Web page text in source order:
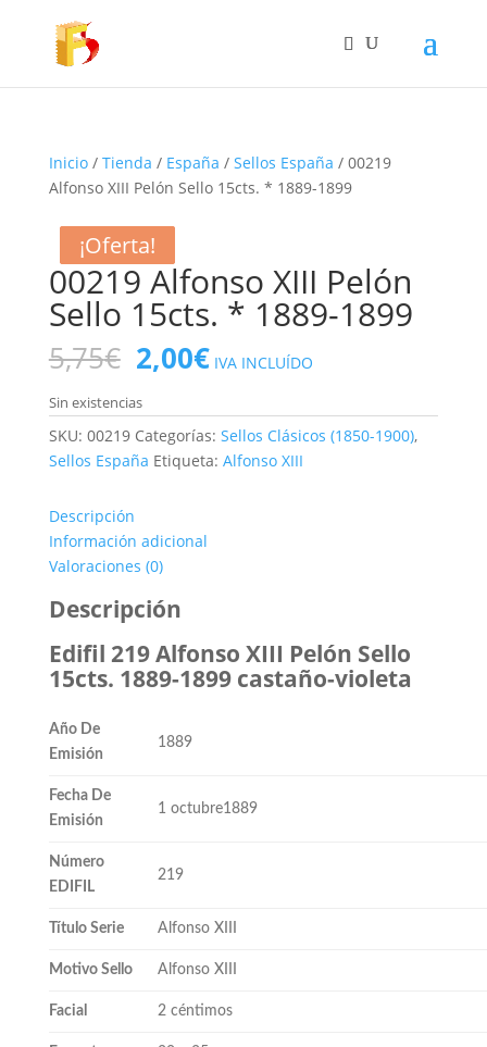
Inicio/ Tienda / España / Sellos España / 00219
Alfonso XIII Pelón Sello 15cts. * 1889-1899
¡Oferta!
00219 Alfonso XIII Pelón
Sello 15cts. * 1889-1899
5,75€ El
precio
original
era:
5,75€.
2,00€El
precio
actual
es:
2,00€.
IVA INCLUÍDO
Sin existencias
SKU: 00219 Categorías: Sellos Clásicos (1850-1900),
Sellos España Etiqueta: Alfonso XIII
Descripción
Información adicional
Valoraciones (0)
Descripción
Edifil 219 Alfonso XIII Pelón Sello
15cts. 1889-1899 castaño-violeta
Año De
Emisión
1889
Fecha De
Emisión
1 octubre1889
Número
EDIFIL
219
Título Serie Alfonso XIII
Motivo Sello Alfonso XIII
Facial 2 céntimos
¡Oferta!
¡Oferta!